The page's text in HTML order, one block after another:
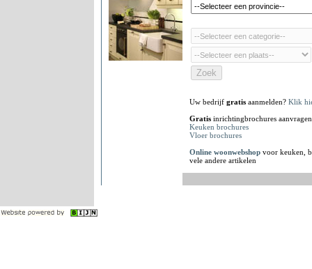
Uw bedrijf gratis aanmelden? Klik
Gratis inrichtingbrochures
Keuken brochures
Vloer brochures
Online woonwebshop voor keuken,
vele andere artikelen